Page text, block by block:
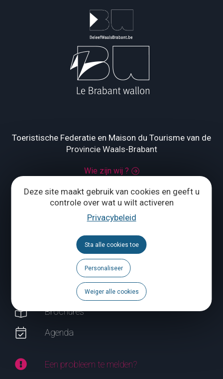
Deze site maakt gebruik van cookies en geeft u
controle over wat u wilt activeren
Privacybeleid
Sta alle cookies toe
Personaliseer
Weiger alle cookies
Toeristische Federatie en Maison du Tourisme van de
Provincie Waals-Brabant
Wie zijn wij ?
Grand Place 1 – 1370 Jodoigne
+32 (0) 10 56 09 70
ONS CONTACTEREN
Volg ons
Brochures
Agenda
Een probleem te melden?